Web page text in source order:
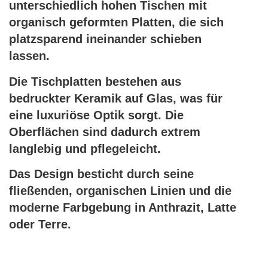
unterschiedlich hohen Tischen mit
organisch geformten Platten, die sich
platzsparend ineinander schieben
lassen.
Die Tischplatten bestehen aus
bedruckter Keramik auf Glas, was für
eine luxuriöse Optik sorgt. Die
Oberflächen sind dadurch extrem
langlebig und pflegeleicht.
Das Design besticht durch seine
fließenden, organischen Linien und die
moderne Farbgebung in Anthrazit, Latte
oder Terre.